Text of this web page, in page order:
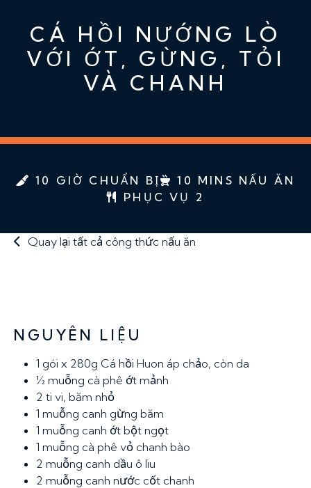
CÁ HỒI NƯỚNG LÒ
VỚI ỚT, GỪNG, TỎI
VÀ CHANH
10 GIỜ CHUẨN BỊ
10 MINS NẤU ĂN
PHỤC VỤ 2
Quay lại tất cả công thức nấu ăn
NGUYÊN LIỆU
1 gói x 280g Cá hồi Huon áp chảo, còn da
½ muỗng cà phê ớt mảnh
2 ti vi, băm nhỏ
1 muỗng canh gừng băm
1 muỗng canh ớt bột ngọt
1 muỗng cà phê vỏ chanh bào
2 muỗng canh dầu ô liu
2 muỗng canh nước cốt chanh